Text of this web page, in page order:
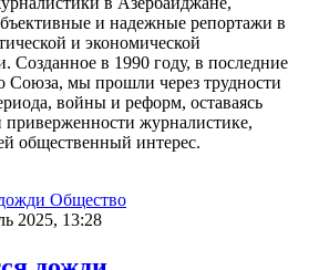
и надежные репортажи в
и экономической
Созданное в 1990 году, в последние
Союза, мы прошли через трудности
войны и реформ, оставаясь
журналистике,
общественный интерес.
Общество
2025, 13:28